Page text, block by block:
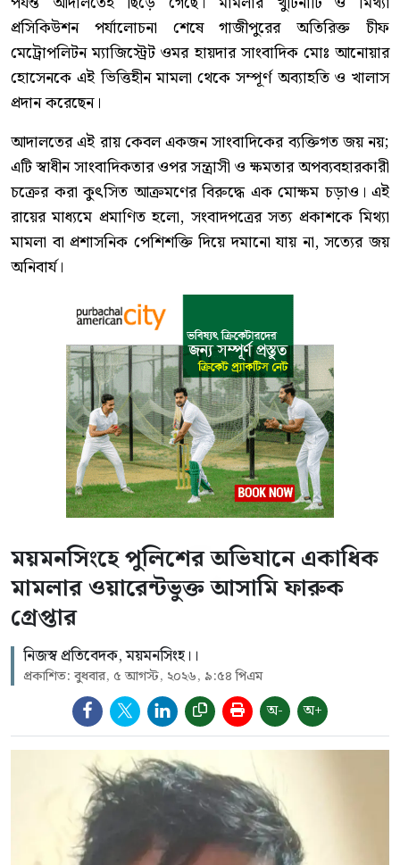
প্রসিকিউশন পর্যালোচনা শেষে গাজীপুরের অতিরিক্ত চীফ
মেট্রোপলিটন ম্যাজিস্ট্রেট ওমর হায়দার সাংবাদিক মোঃ আনোয়ার
হোসেনকে এই ভিত্তিহীন মামলা থেকে সম্পূর্ণ অব্যাহতি ও খালাস
প্রদান করেছেন।
আদালতের এই রায় কেবল একজন সাংবাদিকের ব্যক্তিগত জয় নয়;
এটি স্বাধীন সাংবাদিকতার ওপর সন্ত্রাসী ও ক্ষমতার অপব্যবহারকারী
চক্রের করা কুৎসিত আক্রমণের বিরুদ্ধে এক মোক্ষম চড়াও। এই
রায়ের মাধ্যমে প্রমাণিত হলো, সংবাদপত্রের সত্য প্রকাশকে মিথ্যা
মামলা বা প্রশাসনিক পেশিশক্তি দিয়ে দমানো যায় না, সত্যের জয়
অনিবার্য।
ময়মনসিংহে পুলিশের অভিযানে একাধিক
মামলার ওয়ারেন্টভুক্ত আসামি ফারুক
গ্রেপ্তার
নিজস্ব প্রতিবেদক, ময়মনসিংহ।।
প্রকাশিত: বুধবার, ৫ আগস্ট, ২০২৬, ৯:৫৪ পিএম
অ- অ+